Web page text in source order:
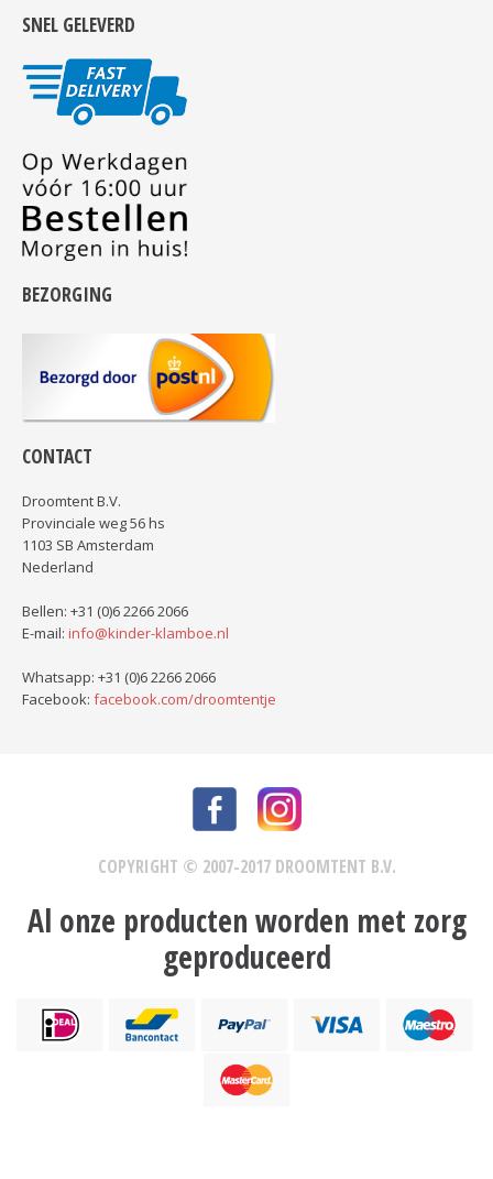
SNEL GELEVERD
BEZORGING
CONTACT
Droomtent B.V.
Provinciale weg 56 hs
1103 SB Amsterdam
Nederland
Bellen: +31 (0)6 2266 2066
E-mail: info@kinder-klamboe.nl
Whatsapp: +31 (0)6 2266 2066
Facebook: facebook.com/droomtentje
COPYRIGHT © 2007-2017 DROOMTENT B.V.
Al onze producten worden met zorg
geproduceerd